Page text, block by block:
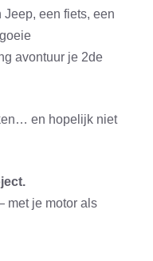
Jeep, een fiets, een
avontuur je 2de
en hopelijk niet
met je motor als